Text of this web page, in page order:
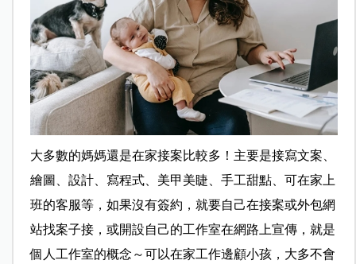
大多數的媽媽還是在家接案比較多！主要是接寫文案、
繪圖、設計、寫程式、美甲美睫、手工甜點、可在家上
班的客服等，如果沒有簽約，就要自己在接案或外包網
站找案子接，或開設自己的工作室在網路上宣傳，就是
個人工作室的概念～可以在家工作邊顧小孩，大多不會